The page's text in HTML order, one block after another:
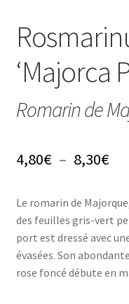
L’emballage
Avis
Avis GOOGLE
‘Majorca
Romarin de
4,80€ – 8,30€
à
Le romarin de
des feuilles gris-vert
port est dressé avec
évasées. Son
rose foncé débute en